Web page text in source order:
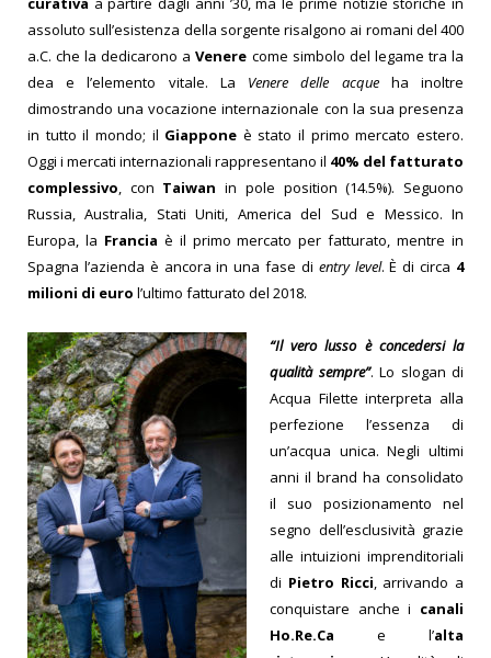
assoluto sull’esistenza della sorgente risalgono ai romani del 400
a.C. che la dedicarono aVenere come simbolo del legame tra la
dea e l’elemento vitale. La Venere delle acqueha inoltre
dimostrando una vocazione internazionale con la sua presenza
in tutto il mondo; il Giappone è stato il primo mercato estero.
Oggi i mercati internazionali rappresentano il 40% del fatturato
complessivo , con Taiwan in pole position (14.5%). Seguono
Russia, Australia, Stati Uniti, America del Sud e Messico. In
Europa, la Francia è il primo mercato per fatturato, mentre in
Spagna l’azienda è ancora in una fase di entry level. È di circa 4
milioni di euro l’ultimo fatturato del 2018.
“Il vero lusso è concedersi la
qualità sempre”. Lo slogan di
Acqua Filette interpreta alla
perfezione l’essenza di
un’acqua unica.Negli ultimi
anni il brand ha consolidato
il suo posizionamento nel
segno dell’esclusività grazie
alle intuizioni imprenditoriali
di Pietro Ricci, arrivando a
conquistare anche i canali
Ho.Re.Ca e l’alta